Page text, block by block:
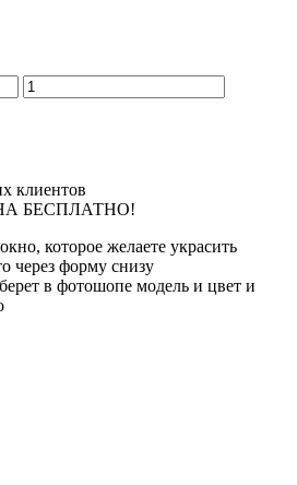
клиентов
БЕСПЛАТНО!
которое желаете украсить
через форму снизу
в фотошопе модель и цвет и